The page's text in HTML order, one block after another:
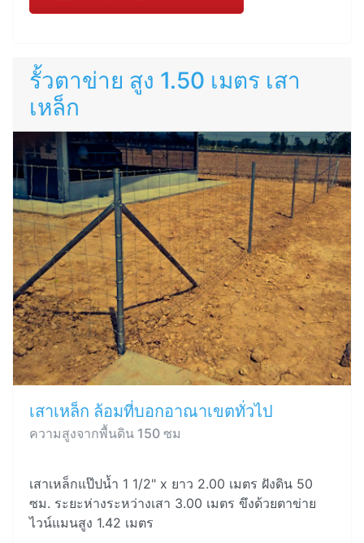
รั้วตาข่าย สูง 1.50 เมตร เสา
เหล็ก
เสาเหล็ก ล้อมที่บอกอาณาเขตทั่วไป
ความสูงจากพื้นดิน 150 ซม
เสาเหล็กแป๊ปน้ำ 1 1/2" x ยาว 2.00 เมตร ฝังดิน 50
ซม. ระยะห่างระหว่างเสา 3.00 เมตร ขึงด้วยตาข่าย
ไวน์แมนสูง 1.42 เมตร